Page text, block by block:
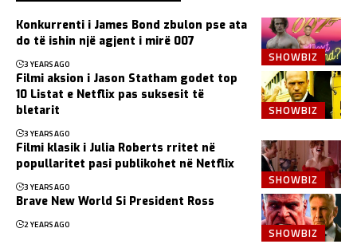
SHOWBIZ
Konkurrenti i James Bond zbulon pse ata
do të ishin një agjent i mirë 007
3 YEARS AGO
SHOWBIZ
Filmi aksion i Jason Statham godet top
10 Listat e Netflix pas suksesit të
bletarit
3 YEARS AGO
SHOWBIZ
Filmi klasik i Julia Roberts rritet në
popullaritet pasi publikohet në Netflix
3 YEARS AGO
SHOWBIZ
Brave New World Si President Ross
2 YEARS AGO